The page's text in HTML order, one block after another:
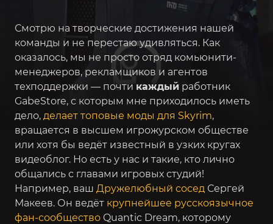
Смотрю на творческие достижения нашей
команды и не перестаю удивляться. Как
оказалось, мы не просто отряд комьюнити-
менеджеров, рекламщиков и агентов
техподдержки — почти каждый работник
GabeStore, с которым мне приходилось иметь
дело, делает топовые моды для Skyrim,
вращается в высшем игрожурском обществе
или хотя бы ведёт известный в узких кругах
видеоблог. Но есть у нас и такие, кто лично
общались с главами игровых студий!
Например, ваш Дружелюбный сосед Сергей
Макеев. Он ведёт крупнейшее русскоязычное
фан-сообщество Quantic Dream, которому